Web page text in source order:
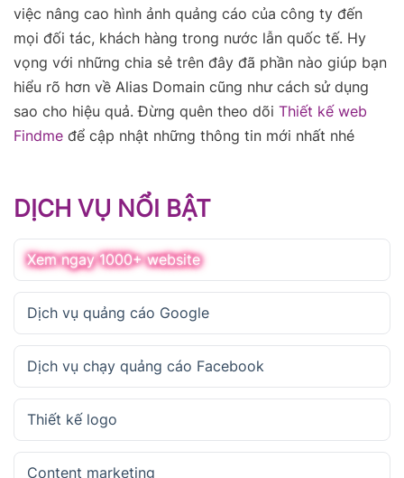
việc nâng cao hình ảnh quảng cáo của công ty đến
mọi đối tác, khách hàng trong nước lẫn quốc tế. Hy
vọng với những chia sẻ trên đây đã phần nào giúp bạn
hiểu rõ hơn về Alias Domain cũng như cách sử dụng
sao cho hiệu quả. Đừng quên theo dõi Thiết kế web
Findme để cập nhật những thông tin mới nhất nhé
DỊCH VỤ NỔI BẬT
Xem ngay 1000+ website
Dịch vụ quảng cáo Google
Dịch vụ chạy quảng cáo Facebook
Thiết kế logo
Content marketing